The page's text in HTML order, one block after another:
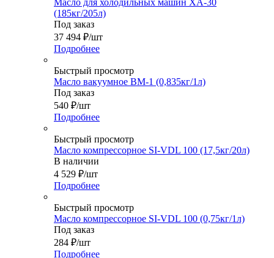
Масло для холодильных машин ХА-30
(185кг/205л)
Под заказ
37 494 ₽/шт
Подробнее
Быстрый просмотр
Масло вакуумное ВМ-1 (0,835кг/1л)
Под заказ
540 ₽/шт
Подробнее
Быстрый просмотр
Масло компрессорное SI-VDL 100 (17,5кг/20л)
В наличии
4 529 ₽/шт
Подробнее
Быстрый просмотр
Масло компрессорное SI-VDL 100 (0,75кг/1л)
Под заказ
284 ₽/шт
Подробнее